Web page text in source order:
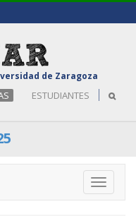
de Zaragoza
ESTUDIANTES
Toggle